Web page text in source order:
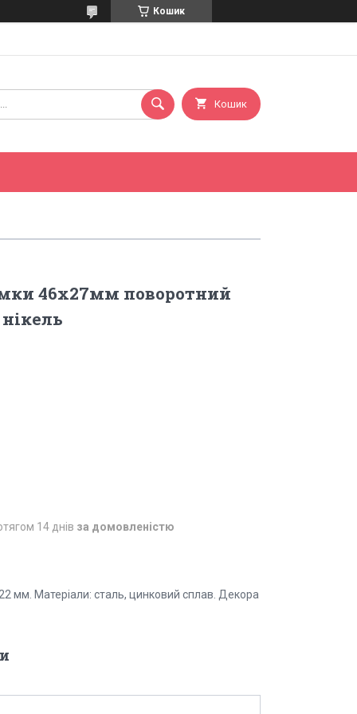
Кошик
Кошик
46х27мм поворотний
14 днів за домовленістю
мм. Матеріали: сталь, цинковий сплав. Декора